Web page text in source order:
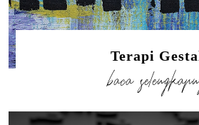
Terapi
baca